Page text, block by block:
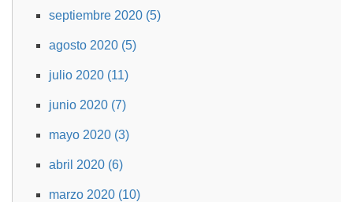
septiembre 2020 (5)
agosto 2020 (5)
julio 2020 (11)
junio 2020 (7)
mayo 2020 (3)
abril 2020 (6)
marzo 2020 (10)